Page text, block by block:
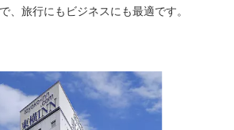
、旅行にもビジネスにも最適です。